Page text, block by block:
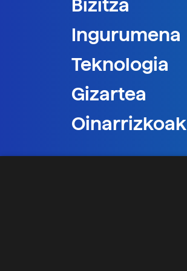
Bizitza
Ingurumena
Teknologia
Gizartea
Oinarrizkoak